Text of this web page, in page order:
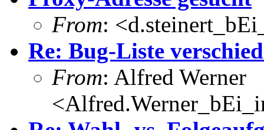
From:
Re: Bug-Liste
From: Alfred Werner